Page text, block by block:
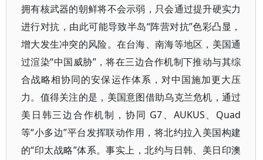
拥有核武器的朝鲜将不会示弱，只会通过提升硬实力
进行对抗，由此可能导致半岛“阵营对抗”色彩凸显，
增大发生冲突的风险。在台海、南海等地区，美国通
过渲染“中国威胁”，将在三边合作机制下推动与其综
合战略相协同的安保运作体系，对中国施加更大压
力。值得关注的是，美国意图借助乌克兰危机，通过
美日韩三边合作机制，协同 G7、AUKUS、Quad
等“小多边”平台发挥联动作用，将北约拉入美国构建
的“印太战略”体系。事实上，北约与日韩、美日印澳